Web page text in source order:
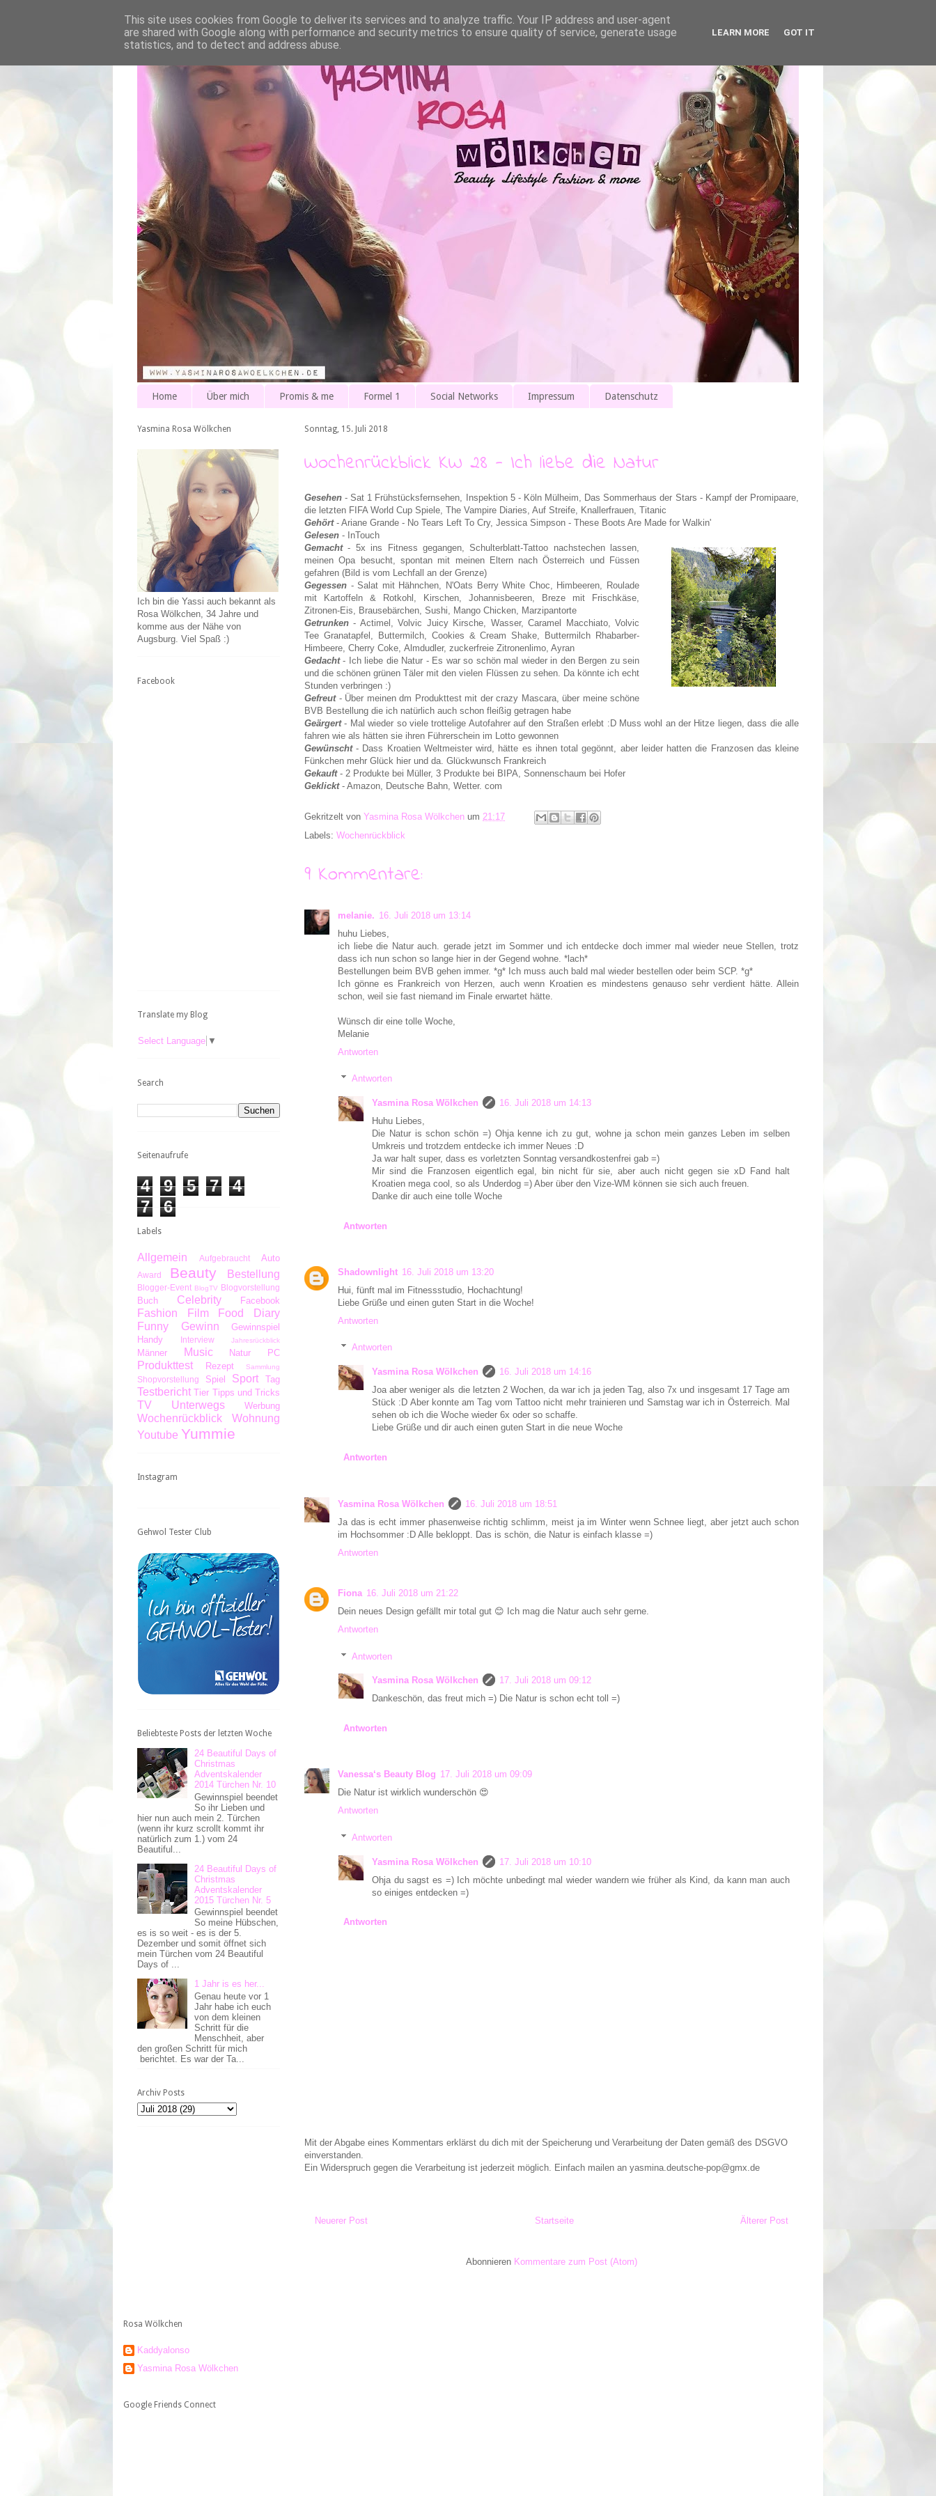
Home Über mich Promis & me Formel 1 Social Networks Impressum Datenschutz
Sonntag, 15. Juli 2018
Wochenrückblick KW 28 - Ich liebe die Natur
Gesehen - Sat 1 Frühstücksfernsehen, Inspektion 5 - Köln Mülheim, Das Sommerhaus der Stars - Kampf der Promipaare,
die letzten FIFA World Cup Spiele, The Vampire Diaries, Auf Streife, Knallerfrauen, Titanic
Gehört- Ariane Grande - No Tears Left To Cry, Jessica Simpson - These Boots Are Made for Walkin'
Gelesen - InTouch
Gemacht- 5x ins Fitness gegangen, Schulterblatt-Tattoo nachstechen lassen,
meinen Opa besucht, spontan mit meinen Eltern nach Österreich und Füssen
gefahren (Bild is vom Lechfall an der Grenze)
Gegessen - Salat mit Hähnchen, N'Oats Berry White Choc, Himbeeren, Roulade
mit Kartoffeln & Rotkohl, Kirschen, Johannisbeeren, Breze mit Frischkäse,
Zitronen-Eis, Brausebärchen, Sushi, Mango Chicken, Marzipantorte
Getrunken - Actimel, Volvic Juicy Kirsche, Wasser,
Caramel Macchiato, Volvic
Tee Granatapfel, Buttermilch, Cookies & Cream Shake, Buttermilch Rhabarber-
Himbeere, Cherry Coke, Almdudler, zuckerfreie Zitronenlimo, Ayran
Gedacht- Ich liebe die Natur - Es war so schön mal wieder in den Bergen zu sein
und die schönen grünen Täler mit den vielen Flüssen zu sehen. Da könnte ich echt
Stunden verbringen :)
Gefreut- Über meinen dm Produkttest mit der crazy Mascara, über meine schöne
BVB Bestellung die ich natürlich auch schon fleißig getragen habe
Geärgert- Mal wieder so viele trottelige Autofahrer auf den Straßen erlebt :D Muss wohl an der Hitze liegen, dass die alle
fahren wie als hätten sie ihren Führerschein im Lotto gewonnen
Gewünscht- Dass Kroatien Weltmeister wird, hätte es ihnen total gegönnt, aber leider hatten die Franzosen das kleine
Fünkchen mehr Glück hier und da. Glückwunsch Frankreich
Gekauft- 2 Produkte bei Müller, 3 Produkte bei BIPA, Sonnenschaum bei Hofer
Geklickt- Amazon, Deutsche Bahn, Wetter. com
Gekritzelt von Yasmina Rosa Wölkchen um 21:17
Labels: Wochenrückblick
9 Kommentare:
melanie. 16. Juli 2018 um 13:14
huhu Liebes,
ich liebe die Natur auch. gerade jetzt im Sommer und ich entdecke doch immer mal wieder neue Stellen, trotz
dass ich nun schon so lange hier in der Gegend wohne. *lach*
Bestellungen beim BVB gehen immer. *g* Ich muss auch bald mal wieder bestellen oder beim SCP. *g*
Ich gönne es Frankreich von Herzen, auch wenn Kroatien es mindestens genauso sehr verdient hätte. Allein
schon, weil sie fast niemand im Finale erwartet hätte.
Wünsch dir eine tolle Woche,
Melanie
Antworten
Antworten
Yasmina Rosa Wölkchen
16. Juli 2018 um 14:13
Huhu Liebes,
Die Natur is schon schön =) Ohja kenne ich zu gut, wohne ja schon mein ganzes Leben im selben
Umkreis und trotzdem entdecke ich immer Neues :D
Ja war halt super, dass es vorletzten Sonntag versandkostenfrei gab =)
Mir sind die Franzosen eigentlich egal, bin nicht für sie, aber auch nicht gegen sie xD Fand halt
Kroatien mega cool, so als Underdog =) Aber über den Vize-WM können sie sich auch freuen.
Danke dir auch eine tolle Woche
Antworten
Shadownlight 16. Juli 2018 um 13:20
Hui, fünft mal im Fitnessstudio, Hochachtung!
Liebe Grüße und einen guten Start in die Woche!
Antworten
Antworten
Yasmina Rosa Wölkchen
16. Juli 2018 um 14:16
Joa aber weniger als die letzten 2 Wochen, da war ich ja jeden Tag, also 7x und insgesamt 17 Tage am
Stück :D Aber konnte am Tag vom Tattoo nicht mehr trainieren und Samstag war ich in Österreich. Mal
sehen ob ich die Woche wieder 6x oder so schaffe.
Liebe Grüße und dir auch einen guten Start in die neue Woche
Antworten
Yasmina Rosa Wölkchen
16. Juli 2018 um 18:51
Ja das is echt immer phasenweise richtig schlimm, meist ja im Winter wenn Schnee liegt, aber jetzt auch schon
im Hochsommer :D Alle bekloppt. Das is schön, die Natur is einfach klasse =)
Antworten
Fiona 16. Juli 2018 um 21:22
Dein neues Design gefällt mir total gut 😊 Ich mag die Natur auch sehr gerne.
Antworten
Antworten
Yasmina Rosa Wölkchen
17. Juli 2018 um 09:12
Dankeschön, das freut mich =) Die Natur is schon echt toll =)
Antworten
Vanessa‘s Beauty Blog 17. Juli 2018 um 09:09
Die Natur ist wirklich wunderschön 😍
Antworten
Antworten
Yasmina Rosa Wölkchen
17. Juli 2018 um 10:10
Ohja du sagst es =) Ich möchte unbedingt mal wieder wandern wie früher als Kind, da kann man auch
so einiges entdecken =)
Antworten
Mit der Abgabe eines Kommentars erklärst du dich mit der Speicherung und Verarbeitung der Daten gemäß des DSGVO
einverstanden.
Ein Widerspruch gegen die Verarbeitung ist jederzeit möglich. Einfach mailen an yasmina.deutsche-pop@gmx.de
Neuerer Post Älterer Post
Startseite
Abonnieren Kommentare zum Post (Atom)
Yasmina Rosa Wölkchen
Ich bin die Yassi auch bekannt als
Rosa Wölkchen, 34 Jahre und
komme aus der Nähe von
Augsburg. Viel Spaß :)
Facebook
Translate my Blog
Select Language ▼
Search
Seitenaufrufe
4 9 5 7
4
7
6
Labels
Allgemein Aufgebraucht Auto
Award Beauty Bestellung
Blogger-Event BlogTV Blogvorstellung
Buch Celebrity Facebook
Fashion Film
Food Diary
Funny
Gewinn
Gewinnspiel
Handy
Interview Jahresrückblick
Männer Music Natur PC
Produkttest Rezept Sammlung
Shopvorstellung Spiel Sport Tag
Testbericht Tier Tipps und Tricks
TV Unterwegs Werbung
Wochenrückblick
Wohnung
Youtube Yummie
Instagram
Gehwol Tester Club
Beliebteste Posts der letzten Woche
24 Beautiful Days of
Christmas
Adventskalender
2014 Türchen Nr. 10
Gewinnspiel beendet
So ihr Lieben und
hier nun auch mein 2. Türchen
(wenn ihr kurz scrollt kommt ihr
natürlich zum 1.) vom 24
Beautiful...
24 Beautiful Days of
Christmas
Adventskalender
2015 Türchen Nr. 5
Gewinnspiel beendet
So meine Hübschen,
es is so weit - es is der 5.
Dezember und somit öffnet sich
mein Türchen vom 24 Beautiful
Days of ...
1 Jahr is es her...
Genau heute vor 1
Jahr habe ich euch
von dem kleinen
Schritt für die
Menschheit, aber
den großen Schritt für mich
berichtet. Es war der Ta...
Archiv Posts
Rosa Wölkchen
Kaddyalonso
Yasmina Rosa Wölkchen
Google Friends Connect
This site uses cookies from Google to deliver its services and to analyze traffic. Your IP address and user-agent
are shared with Google along with performance and security metrics to ensure quality of service, generate usage
statistics, and to detect and address abuse.
LEARN MORE GOT IT